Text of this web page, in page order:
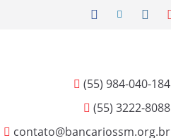
(55) 984-040-184
(55) 3222-8088
contato@bancariossm.org.br